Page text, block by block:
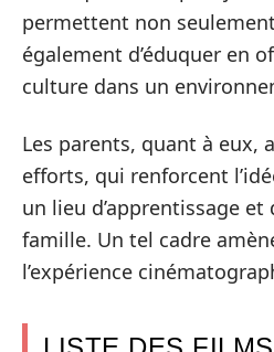
permettent non
également d’éduquer en
culture dans un
Les parents, quant à eux,
efforts, qui renforcent
un lieu d’apprentissage et
famille. Un tel cadre
l’expérience